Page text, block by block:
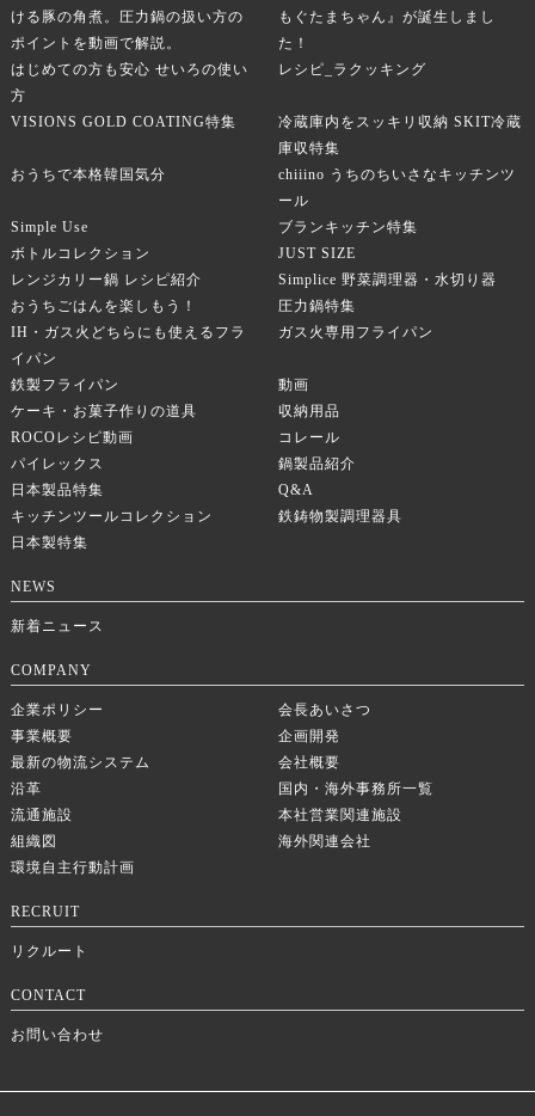
ける豚の角煮。圧力鍋の扱い方の
ポイントを動画で解説。
もぐたまちゃん』が誕生しまし
た！
はじめての方も安心 せいろの使い
方
レシピ_ラクッキング
VISIONS GOLD COATING特集
冷蔵庫内をスッキリ収納 SKIT冷蔵
庫収特集
おうちで本格韓国気分
chiiino うちのちいさなキッチンツ
ール
Simple Use
ブランキッチン特集
ボトルコレクション
JUST SIZE
レンジカリー鍋 レシピ紹介
Simplice 野菜調理器・水切り器
おうちごはんを楽しもう！
圧力鍋特集
IH・ガス火どちらにも使えるフラ
イパン
ガス火専用フライパン
鉄製フライパン
動画
ケーキ・お菓子作りの道具
収納用品
ROCOレシピ動画
コレール
パイレックス
鍋製品紹介
日本製品特集
Q&A
キッチンツールコレクション
鉄鋳物製調理器具
日本製特集
NEWS
新着ニュース
COMPANY
企業ポリシー
会長あいさつ
事業概要
企画開発
最新の物流システム
会社概要
沿革
国内・海外事務所一覧
流通施設
本社営業関連施設
組織図
海外関連会社
環境自主行動計画
RECRUIT
リクルート
CONTACT
お問い合わせ